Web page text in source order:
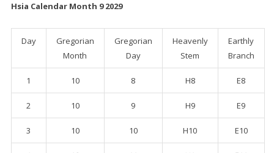
Hsia Calendar Month 9 2029
Day
Gregorian
Month
Gregorian
Day
Heavenly
Stem
Earthly
Branch
1 10 8 H8 E8
2 10 9 H9 E9
3 10 10 H10 E10